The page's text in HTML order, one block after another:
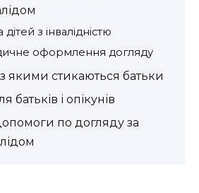
з інвалідністю
оформлення догляду
якими стикаються батьки
батьків і опікунів
по догляду за